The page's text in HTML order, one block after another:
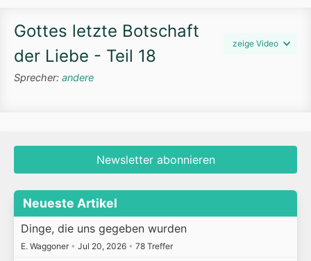
Gottes letzte Botschaft
der Liebe - Teil 18
zeige Video
Sprecher: andere
Newsletter abonnieren
Neueste Artikel
Dinge, die uns gegeben wurden
E. Waggoner • Jul 20, 2026 • 78 Treffer